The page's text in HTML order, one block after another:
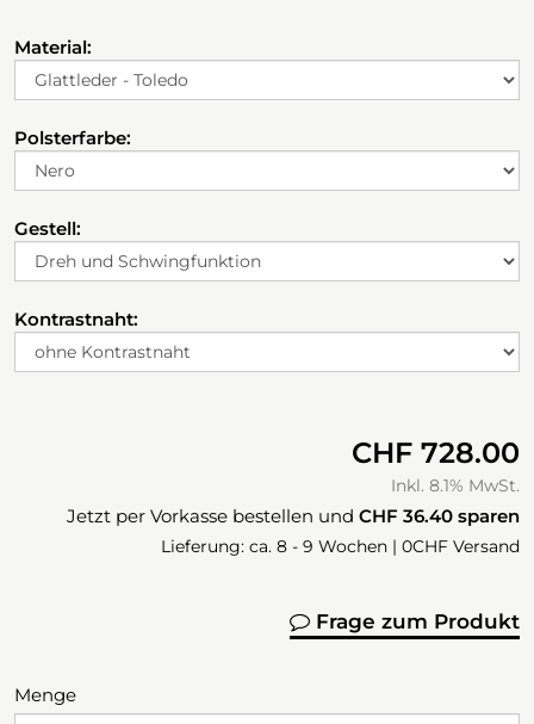
Material:
Polsterfarbe:
Gestell:
Kontrastnaht:
CHF 728.00
Inkl. 8.1% MwSt.
Jetzt per Vorkasse bestellen und CHF 36.40 sparen
Lieferung: ca. 8 - 9 Wochen | 0CHF Versand
Frage zum Produkt
Menge